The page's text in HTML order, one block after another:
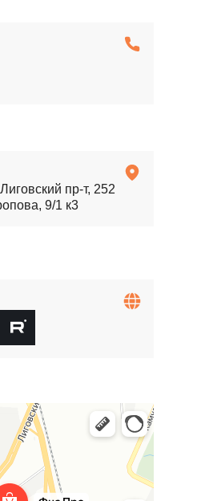
пр-т, 252
9/1 к3